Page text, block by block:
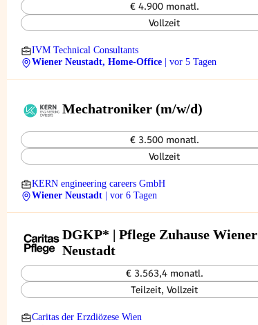
€ 4.900 monatl.
Vollzeit
IVM Technical Consultants
Wiener Neustadt, Home-Office
| vor 5 Tagen
Mechatroniker (m/w/d)
€ 3.500 monatl.
Vollzeit
KERN engineering careers GmbH
Wiener Neustadt
| vor 6 Tagen
DGKP* | Pflege Zuhause Wiener
Neustadt
€ 3.563,4 monatl.
Teilzeit, Vollzeit
Caritas der Erzdiözese Wien